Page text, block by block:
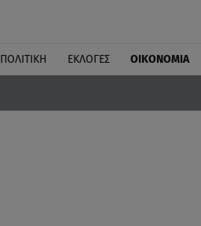
ΠΟΛΙΤΙΚΗ ΕΚΛΟΓΕΣ ΟΙΚΟΝΟΜΙΑ